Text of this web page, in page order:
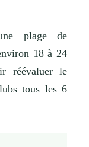
plage de
18 à 24
réévaluer le
tous les 6